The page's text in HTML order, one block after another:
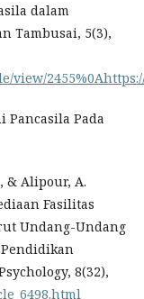
dalam
Tambusai, 5(3),
view/
Pancasila Pada
& Alipour, A.
Fasilitas
Undang-Undang
Pendidikan
8(32),